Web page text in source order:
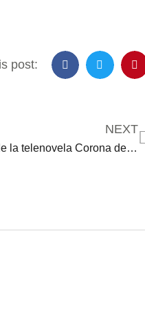
post:
NEXT
Protagonistas de la telenovela Corona de lágrimas derriten a las redes con su reunión en España